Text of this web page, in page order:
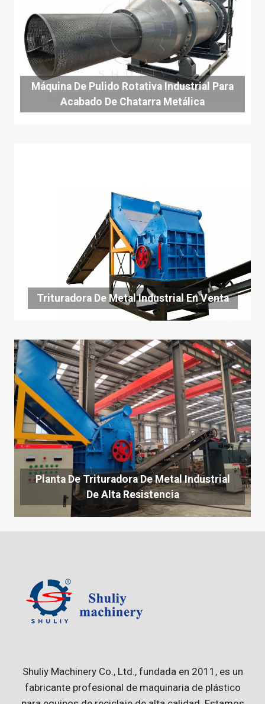
Máquina De Pulido Rotativa Industrial Para
Acabado De Chatarra Metálica
Trituradora De Metal Industrial En Venta
Planta De Trituradora De Metal Industrial
De Alta Resistencia
Shuliy Machinery Co., Ltd., fundada en 2011, es un
fabricante profesional de maquinaria de plástico